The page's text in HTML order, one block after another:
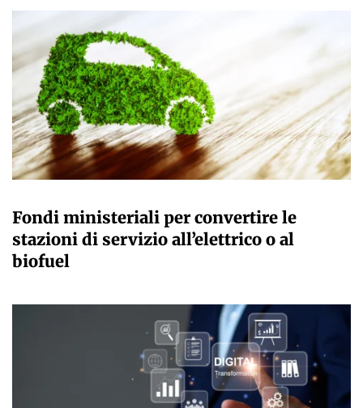
Fondi ministeriali per convertire le
stazioni di servizio all’elettrico o al
biofuel